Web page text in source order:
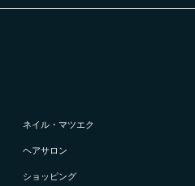
ネイル・マツエク
ヘアサロン
ショッピング